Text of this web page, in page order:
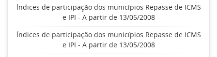
Índices de participação dos municípios Repasse de ICMS
e IPI - A partir de 13/05/2008
Índices de participação dos municípios Repasse de ICMS
e IPI - A partir de 13/05/2008